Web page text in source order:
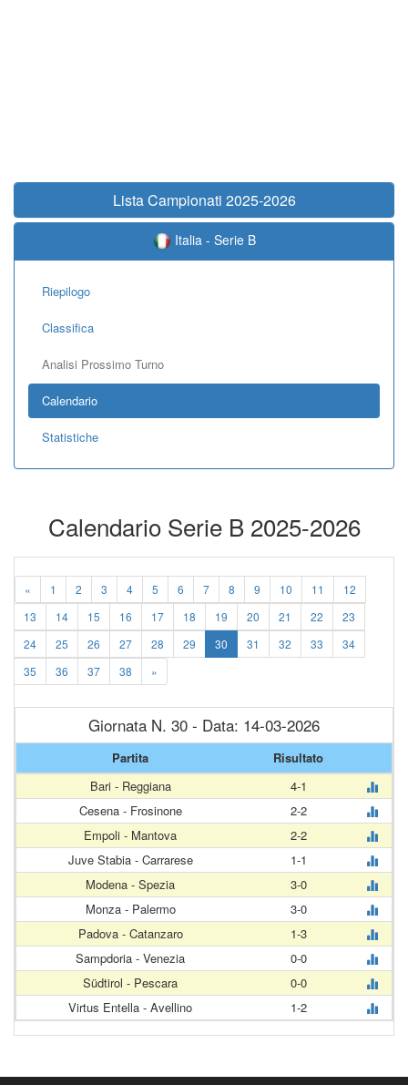
Lista Campionati 2025-2026
Italia - Serie B
Riepilogo
Classifica
Analisi Prossimo Turno
Calendario
Statistiche
Calendario Serie B 2025-2026
« 1 2 3 4 5 6 7 8 9 10 11
12
13
14 15 16 17 18 19 20 21 22
23
24
25 26 27 28 29 30 31 32 33
34
35
36 37 38 »
Giornata N. 30 - Data: 14-03-2026
Partita
Risultato
Bari - Reggiana
4-1
Cesena - Frosinone
2-2
Empoli - Mantova
2-2
Juve Stabia - Carrarese
1-1
Modena - Spezia
3-0
Monza - Palermo
3-0
Padova - Catanzaro
1-3
Sampdoria - Venezia
0-0
Südtirol - Pescara
0-0
Virtus Entella - Avellino
1-2